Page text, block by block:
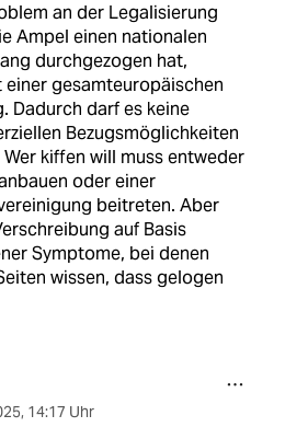
an der Legalisierung
Ampel einen nationalen
durchgezogen hat,
gesamteuropäischen
Dadurch darf es keine
Bezugsmöglichkeiten
kiffen will muss entweder
oder einer
beitreten. Aber
auf Basis
Symptome, bei denen
wissen, dass gelogen
, 14:17 Uhr